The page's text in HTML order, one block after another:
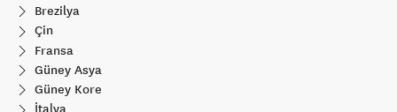
Brezilya
Çin
Fransa
Güney Asya
Güney Kore
İtalya